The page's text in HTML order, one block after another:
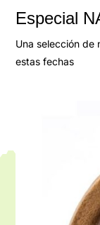
Especial
Una selección de
estas fechas